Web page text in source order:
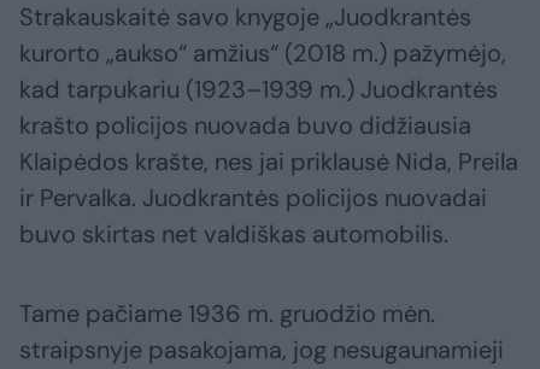
Strakauskaitė savo knygoje „Juodkrantės
kurorto „aukso“ amžius“ (2018 m.) pažymėjo,
kad tarpukariu (1923–1939 m.) Juodkrantės
krašto policijos nuovada buvo didžiausia
Klaipėdos krašte, nes jai priklausė Nida, Preila
ir Pervalka. Juodkrantės policijos nuovadai
buvo skirtas net valdiškas automobilis.
Tame pačiame 1936 m. gruodžio mėn.
straipsnyje pasakojama, jog nesugaunamieji